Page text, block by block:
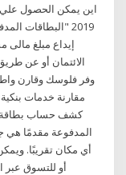
2019 "البطاقات
إيداع مبلغ مالى
الائتمان أو عن طريق
وفر فلوسك وقارن
مقارنة خدمات
كشف حساب بطاقة
المدفوعة مقدمًا هي
أي مكان تقريبًا.